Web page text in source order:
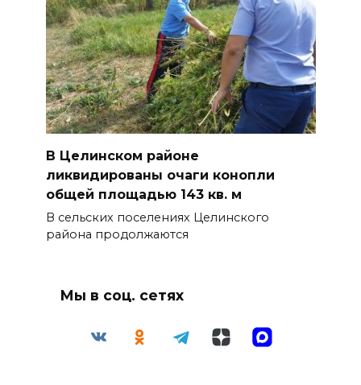
В Целинском районе
ликвидированы очаги конопли
общей площадью 143 кв. м
В сельских поселениях Целинского
района продолжаются
Мы в соц. сетях